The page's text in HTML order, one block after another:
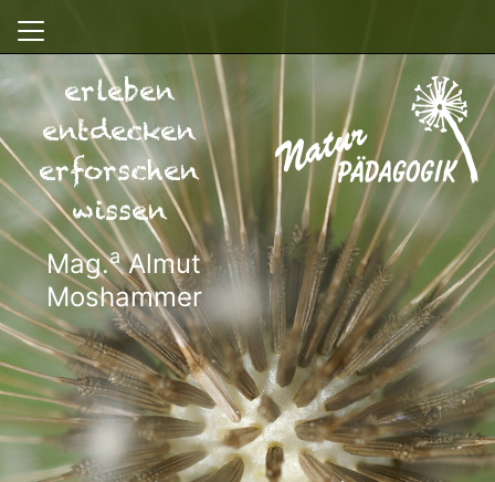
erleben
entdecken
erforschen
wissen
Mag.aAlmut
Moshammer